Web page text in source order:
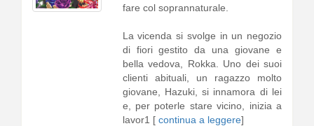
fare col soprannaturale.
La vicenda si svolge in un negozio
di fiori gestito da una giovane e
bella vedova, Rokka. Uno dei suoi
clienti abituali, un ragazzo molto
giovane, Hazuki, si innamora di lei
e, per poterle stare vicino, inizia a
lavor1 [ continua a leggere]